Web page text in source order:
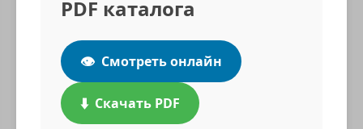
PDF каталога
👁️ Смотреть онлайн
⬇️ Скачать PDF